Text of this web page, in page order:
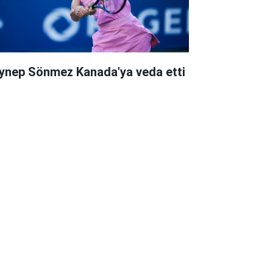
Sönmez Kanada'ya veda etti